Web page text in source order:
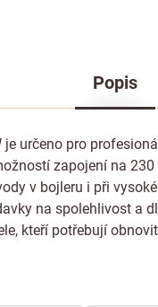
Popis
určeno pro
zapojení na
v bojleru i při
na spolehlivost a
kteří potřebují